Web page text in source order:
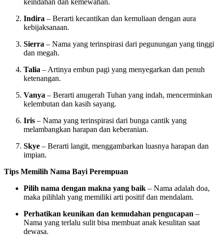
keindahan dan kemewahan.
Indira – Berarti kecantikan dan kemuliaan dengan aura
kebijaksanaan.
Sierra – Nama yang terinspirasi dari pegunungan yang tinggi
dan megah.
Talia – Artinya embun pagi yang menyegarkan dan penuh
ketenangan.
Vanya – Berarti anugerah Tuhan yang indah, mencerminkan
kelembutan dan kasih sayang.
Iris – Nama yang terinspirasi dari bunga cantik yang
melambangkan harapan dan keberanian.
Skye – Berarti langit, menggambarkan luasnya harapan dan
impian.
Tips Memilih Nama Bayi Perempuan
Pilih nama dengan makna yang baik – Nama adalah doa,
maka pilihlah yang memiliki arti positif dan mendalam.
Perhatikan keunikan dan kemudahan pengucapan –
Nama yang terlalu sulit bisa membuat anak kesulitan saat
dewasa.